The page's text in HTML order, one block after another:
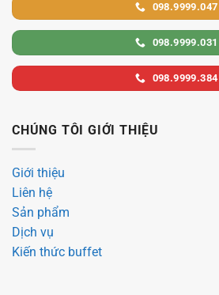
098.9999.047
098.9999.031
098.9999.384
CHÚNG TÔI GIỚI THIỆU
Giới thiệu
Liên hệ
Sản phẩm
Dịch vụ
Kiến thức buffet